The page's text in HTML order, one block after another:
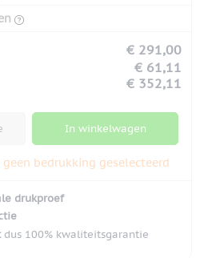
€ 291,00
€ 61,11
€ 352,11
In winkelwagen
geen bedrukking geselecteerd
drukproef
dus 100% kwaliteitsgarantie